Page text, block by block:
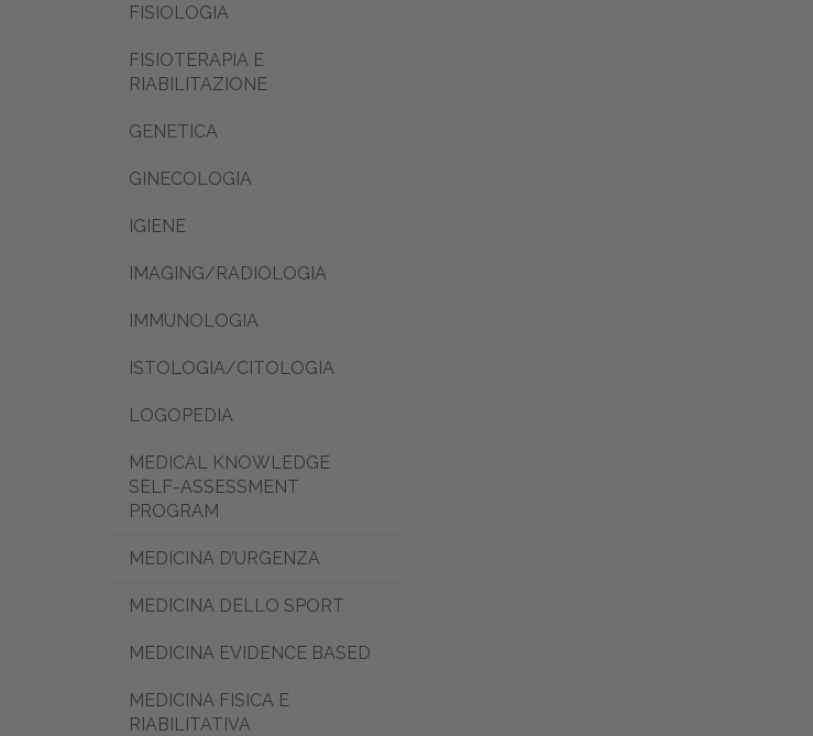
FISIOLOGIA
FISIOTERAPIA E
RIABILITAZIONE
GENETICA
GINECOLOGIA
IGIENE
IMAGING/RADIOLOGIA
IMMUNOLOGIA
ISTOLOGIA/CITOLOGIA
LOGOPEDIA
MEDICAL KNOWLEDGE
SELF-ASSESSMENT
PROGRAM
MEDICINA D’URGENZA
MEDICINA DELLO SPORT
MEDICINA EVIDENCE BASED
MEDICINA FISICA E
RIABILITATIVA